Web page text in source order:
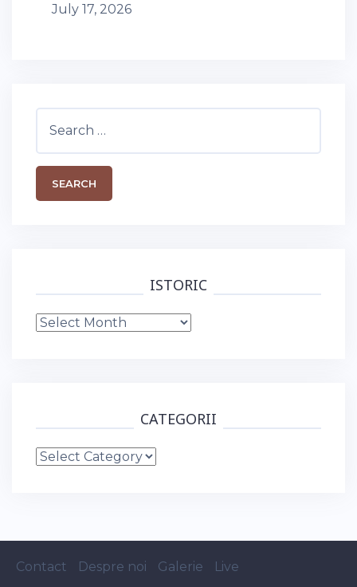
July 17, 2026
ISTORIC
Istoric
CATEGORII
Categorii
Contact Despre noi Galerie Live